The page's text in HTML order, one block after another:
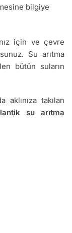
bilgiye
için ve çevre
Su arıtma
bütün suların
aklınıza takılan
su arıtma